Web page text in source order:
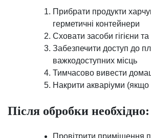
Прибрати продукти
герметичні контейнери
Сховати засоби гігієни
Забезпечити доступ до
важкодоступних місць
Тимчасово вивести
Накрити акваріуми (якщо
Після обробки необхідно:
Провітрити приміщення